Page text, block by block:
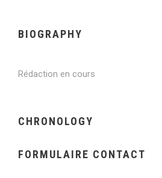
BIOGRAPHY
Rédaction en cours
CHRONOLOGY
FORMULAIRE CONTACT